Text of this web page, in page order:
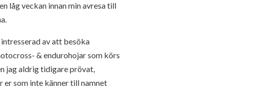
låg veckan innan min avresa till
av att besöka
& endurohojar som körs
jag aldrig tidigare prövat,
er som inte känner till namnet